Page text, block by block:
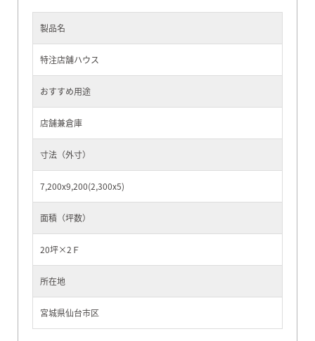
製品名
特注店舗ハウス
おすすめ用途
店舗兼倉庫
寸法（外寸）
7,200x9,200(2,300x5)
面積（坪数）
20坪×2Ｆ
所在地
宮城県仙台市区